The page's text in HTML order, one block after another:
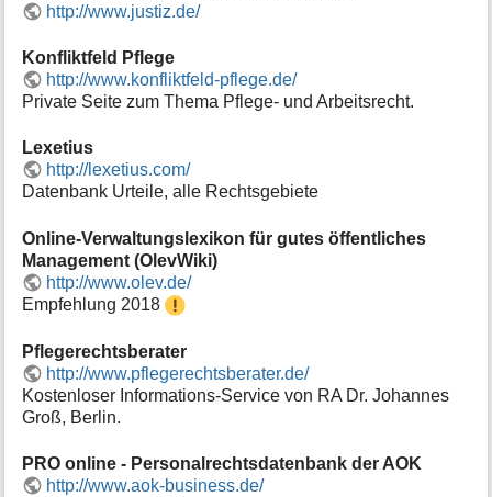
http://www.justiz.de/
Konfliktfeld Pflege
http://www.konfliktfeld-pflege.de/
Private Seite zum Thema Pflege- und Arbeitsrecht.
Lexetius
http://lexetius.com/
Datenbank Urteile, alle Rechtsgebiete
Online-Verwaltungslexikon für gutes öffentliches
Management (OlevWiki)
http://www.olev.de/
Empfehlung 2018
Pflegerechtsberater
http://www.pflegerechtsberater.de/
Kostenloser Informations-Service von RA Dr. Johannes
Groß, Berlin.
PRO online - Personalrechtsdatenbank der AOK
http://www.aok-business.de/